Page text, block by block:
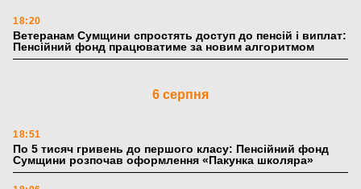
18:20
Ветеранам Сумщини спростять доступ до пенсій і виплат:
Пенсійний фонд працюватиме за новим алгоритмом
6 серпня
18:51
По 5 тисяч гривень до першого класу: Пенсійний фонд
Сумщини розпочав оформлення «Пакунка школяра»